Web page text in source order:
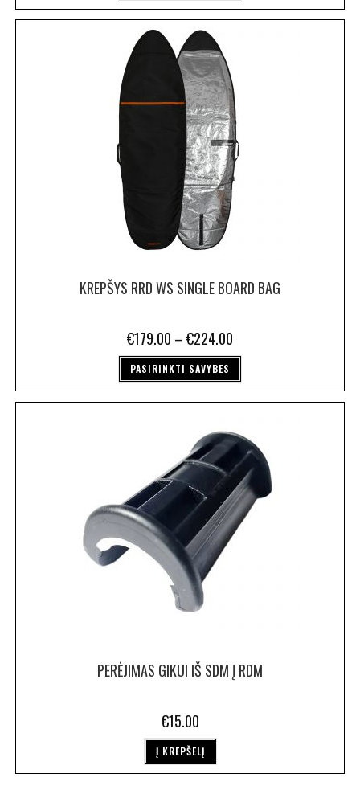
KREPŠYS RRD WS SINGLE BOARD BAG
€179.00 –€224.00
PASIRINKTI SAVYBES
PERĖJIMAS GIKUI IŠ SDM Į RDM
€15.00
Į KREPŠELĮ